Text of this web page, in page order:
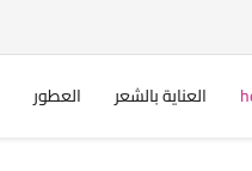
العناية بالشعر العطور